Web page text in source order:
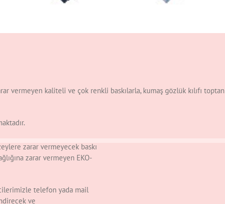
vermeyen kaliteli ve çok renkli baskılarla, kumaş gözlük kılıfı toptan
zarar vermeyecek baskı
zarar vermeyen EKO-
telefon yada mail
ve